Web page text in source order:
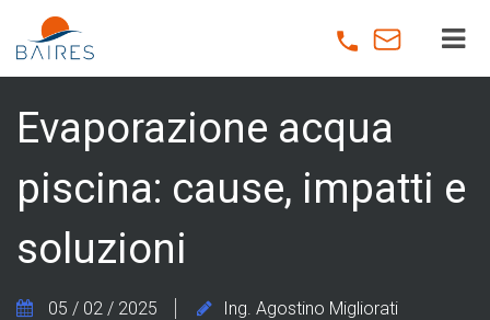
main
Evaporazione acqua
piscina: cause, impatti e
soluzioni
05 / 02 / 2025 Ing. Agostino Migliorati